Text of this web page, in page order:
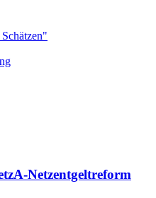
Netzentgeltreform